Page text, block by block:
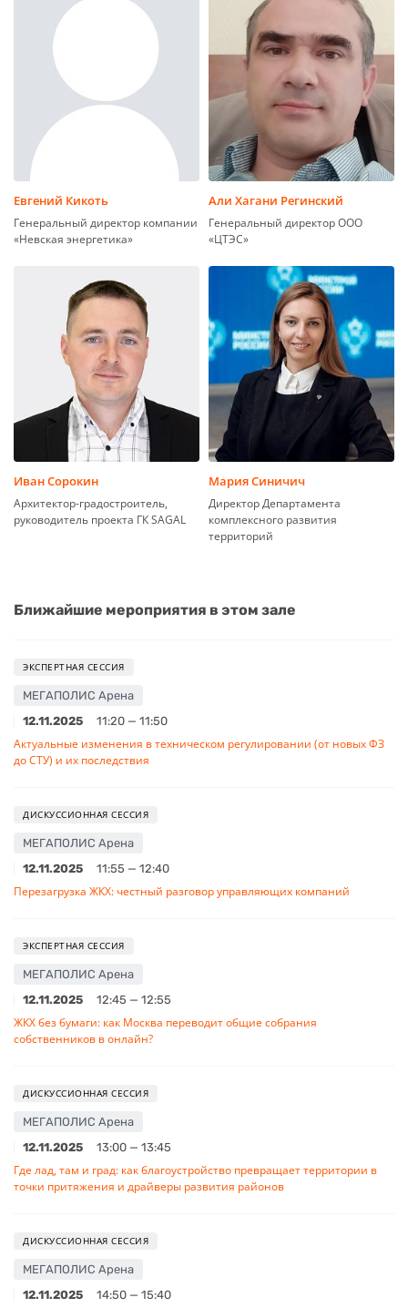
Евгений Кикоть
Генеральный директор компании
«Невская энергетика»
Али Хагани Регинский
Генеральный директор ООО
«ЦТЭС»
Иван Сорокин
Архитектор-градостроитель,
руководитель проекта ГК SAGAL
Мария Синичич
Директор Департамента
комплексного развития
территорий
Ближайшие мероприятия в этом зале
ЭКСПЕРТНАЯ СЕССИЯ
МЕГАПОЛИС Арена
12.11.2025
11:20 — 11:50
Актуальные изменения в техническом регулировании (от новых ФЗ
до СТУ) и их последствия
ДИСКУССИОННАЯ СЕССИЯ
МЕГАПОЛИС Арена
12.11.2025
11:55 — 12:40
Перезагрузка ЖКХ: честный разговор управляющих компаний
ЭКСПЕРТНАЯ СЕССИЯ
МЕГАПОЛИС Арена
12.11.2025
12:45 — 12:55
ЖКХ без бумаги: как Москва переводит общие собрания
собственников в онлайн?
ДИСКУССИОННАЯ СЕССИЯ
МЕГАПОЛИС Арена
12.11.2025
13:00 — 13:45
Где лад, там и град: как благоустройство превращает территории в
точки притяжения и драйверы развития районов
ДИСКУССИОННАЯ СЕССИЯ
МЕГАПОЛИС Арена
12.11.2025
14:50 — 15:40